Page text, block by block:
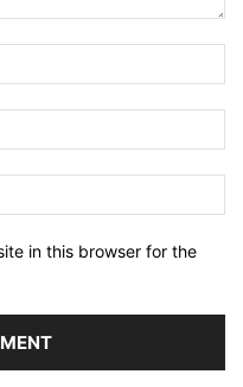
in this browser for the